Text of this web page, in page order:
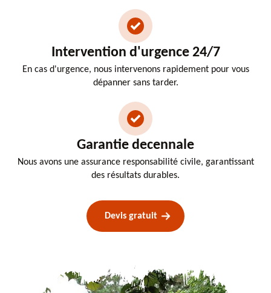
Intervention d'urgence 24/7
En cas d'urgence, nous intervenons rapidement pour vous
dépanner sans tarder.
Garantie decennale
Nous avons une assurance responsabilité civile, garantissant
des résultats durables.
Devis gratuit